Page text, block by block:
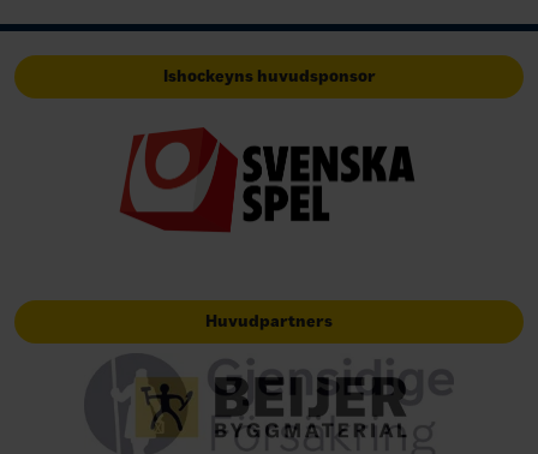
Ishockeyns huvudsponsor
Huvudpartners